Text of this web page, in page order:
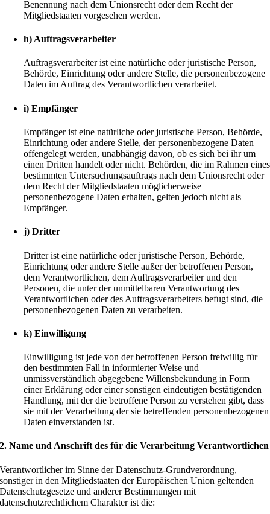
Benennung nach dem Unionsrecht oder dem Recht der
Mitgliedstaaten vorgesehen werden.
h) Auftragsverarbeiter
Auftragsverarbeiter ist eine natürliche oder juristische Person,
Behörde, Einrichtung oder andere Stelle, die personenbezogene
Daten im Auftrag des Verantwortlichen verarbeitet.
i) Empfänger
Empfänger ist eine natürliche oder juristische Person, Behörde,
Einrichtung oder andere Stelle, der personenbezogene Daten
offengelegt werden, unabhängig davon, ob es sich bei ihr um
einen Dritten handelt oder nicht. Behörden, die im Rahmen eines
bestimmten Untersuchungsauftrags nach dem Unionsrecht oder
dem Recht der Mitgliedstaaten möglicherweise
personenbezogene Daten erhalten, gelten jedoch nicht als
Empfänger.
j) Dritter
Dritter ist eine natürliche oder juristische Person, Behörde,
Einrichtung oder andere Stelle außer der betroffenen Person,
dem Verantwortlichen, dem Auftragsverarbeiter und den
Personen, die unter der unmittelbaren Verantwortung des
Verantwortlichen oder des Auftragsverarbeiters befugt sind, die
personenbezogenen Daten zu verarbeiten.
k) Einwilligung
Einwilligung ist jede von der betroffenen Person freiwillig für
den bestimmten Fall in informierter Weise und
unmissverständlich abgegebene Willensbekundung in Form
einer Erklärung oder einer sonstigen eindeutigen bestätigenden
Handlung, mit der die betroffene Person zu verstehen gibt, dass
sie mit der Verarbeitung der sie betreffenden personenbezogenen
Daten einverstanden ist.
2. Name und Anschrift des für die Verarbeitung Verantwortlichen
Verantwortlicher im Sinne der Datenschutz-Grundverordnung,
sonstiger in den Mitgliedstaaten der Europäischen Union geltenden
Datenschutzgesetze und anderer Bestimmungen mit
datenschutzrechtlichem Charakter ist die: